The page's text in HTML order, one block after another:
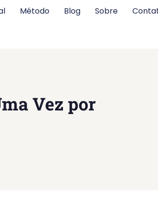
Método Blog Sobre
Vez por